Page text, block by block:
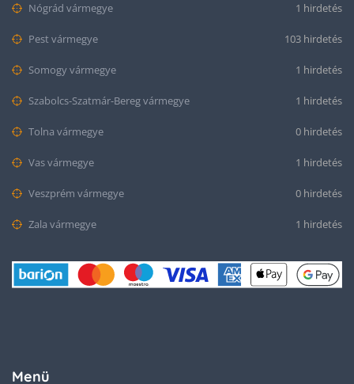
Nógrád vármegye 1 hirdetés
Pest vármegye 103 hirdetés
Somogy vármegye 1 hirdetés
Szabolcs-Szatmár-Bereg vármegye 1 hirdetés
Tolna vármegye 0 hirdetés
Vas vármegye 1 hirdetés
Veszprém vármegye 0 hirdetés
Zala vármegye 1 hirdetés
Menü